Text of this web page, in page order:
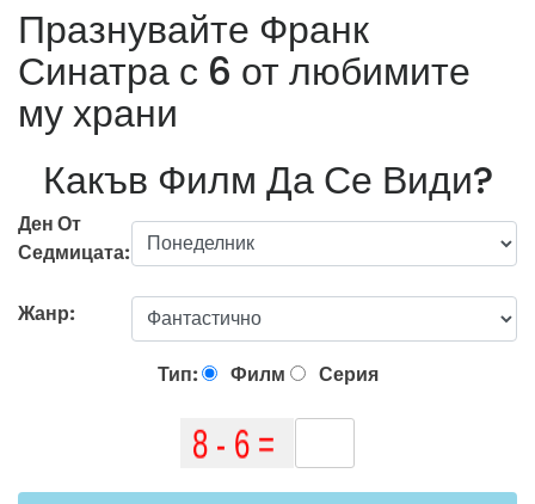
Празнувайте Франк
Синатра с 6 от любимите
му храни
Какъв Филм Да Се Види?
Ден От
Седмицата:
Жанр:
Тип: Филм Серия